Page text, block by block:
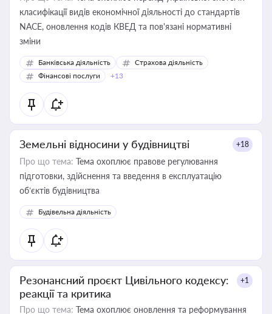
класифікації видів економічної діяльності до стандартів
NACE, оновлення кодів КВЕД та пов'язані нормативні
зміни
Банківська діяльність
Страхова діяльність
Фінансові послуги
+13
Земельні відносини у будівництві +18
Про що тема: Тема охоплює правове регулювання
підготовки, здійснення та введення в експлуатацію
об’єктів будівництва
Будівельна діяльність
Резонансний проєкт Цивільного кодексу:
реакції та критика
+1
Про що тема: Тема охоплює оновлення та реформування